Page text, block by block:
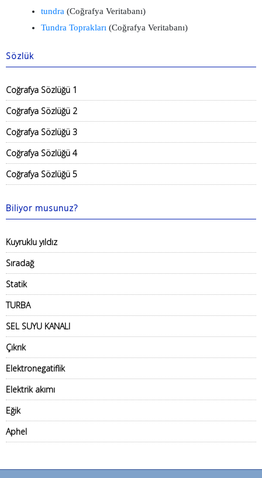
tundra (Coğrafya Veritabanı)
Tundra Toprakları (Coğrafya Veritabanı)
Sözlük
Coğrafya Sözlüğü 1
Coğrafya Sözlüğü 2
Coğrafya Sözlüğü 3
Coğrafya Sözlüğü 4
Coğrafya Sözlüğü 5
Biliyor musunuz?
Kuyruklu yıldız
Sıradağ
Statik
TURBA
SEL SUYU KANALI
Çıkrık
Elektronegatiflik
Elektrik akımı
Eğik
Aphel